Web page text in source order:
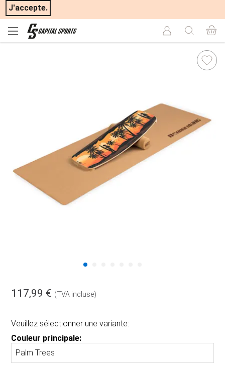
J'accepte.
117,99 € (TVA incluse)
Veuillez sélectionner une variante:
Couleur principale: